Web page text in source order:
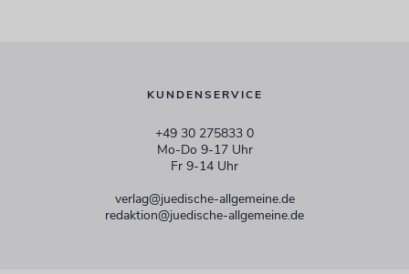
KUNDENSERVICE
+49 30 275833 0
Mo-Do 9-17 Uhr
Fr 9-14 Uhr
verlag@juedische-allgemeine.de
redaktion@juedische-allgemeine.de